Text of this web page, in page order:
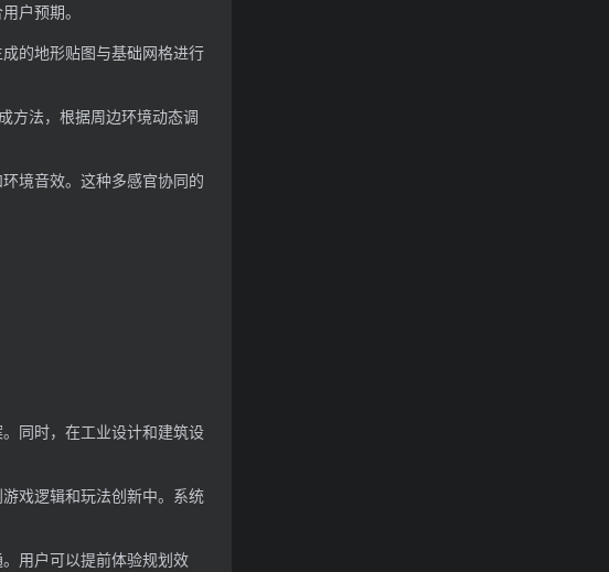
户预期。
的地形贴图与基础网格进行
方法，根据周边环境动态调
境音效。这种多感官协同的
同时，在工业设计和建筑设
戏逻辑和玩法创新中。系统
用户可以提前体验规划效